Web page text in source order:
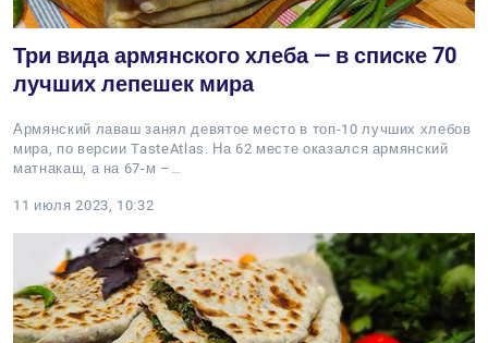
Три вида армянского хлеба — в списке 70
лучших лепешек мира
Армянский лаваш занял девятое место в топ-10 лучших хлебов
мира, по версии TasteAtlas. На 62 месте оказался армянский
матнакаш, а на 67-м –…
11 июля 2023, 10:32